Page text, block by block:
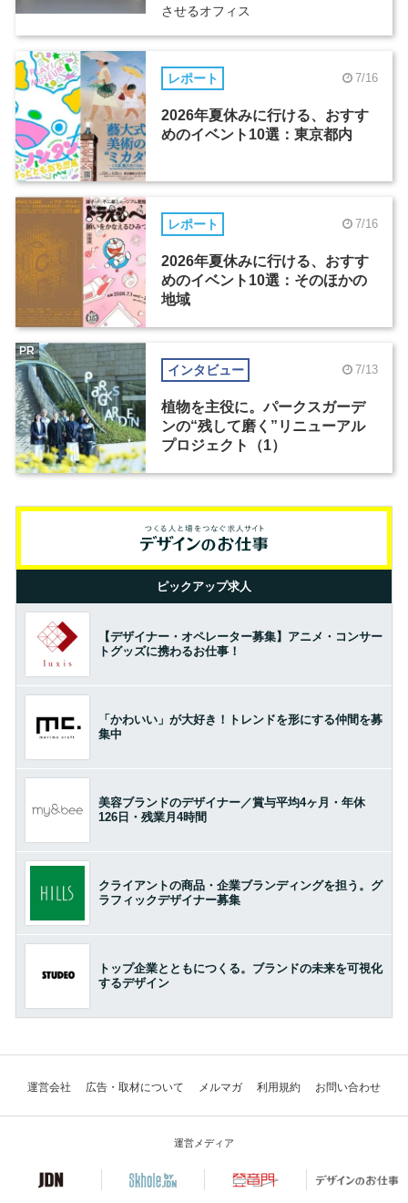
させるオフィス
レポート 7/16
2026年夏休みに行ける、おすす
めのイベント10選：東京都内
レポート 7/16
2026年夏休みに行ける、おすす
めのイベント10選：そのほかの
地域
インタビュー 7/13
植物を主役に。パークスガーデ
ンの“残して磨く”リニューアル
プロジェクト（1）
PR
ピックアップ求人
【デザイナー・オペレーター募集】アニメ・コンサー
トグッズに携わるお仕事！
「かわいい」が大好き！トレンドを形にする仲間を募
集中
美容ブランドのデザイナー／賞与平均4ヶ月・年休
126日・残業月4時間
クライアントの商品・企業ブランディングを担う。グ
ラフィックデザイナー募集
トップ企業とともにつくる。ブランドの未来を可視化
するデザイン
運営会社 広告・取材について メルマガ 利用規約 お問い合わせ
運営メディア